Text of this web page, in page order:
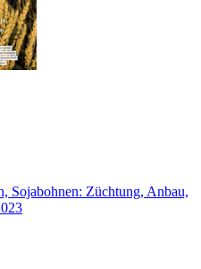
Sojabohnen: Züchtung, Anbau,